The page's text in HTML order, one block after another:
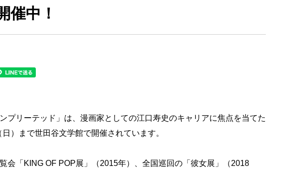
催中！
プリーテッド」は、漫画家としての江口寿史のキャリアに焦点を当てた
）まで世田谷文学館で開催されています。
会「KING OF POP展」（2015年）、全国巡回の「彼女展」（2018